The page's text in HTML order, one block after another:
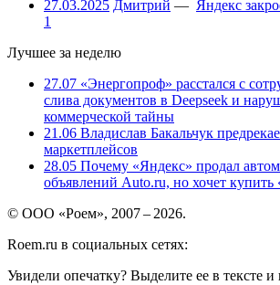
27.03.2025 Дмитрий — Яндекс
1
Лучшее за неделю
27.07 «Энергопроф» расстался с
слива документов в Deepseek и
коммерческой тайны
21.06 Владислав Бакальчук
маркетплейсов
28.05 Почему «Яндекс» продал
объявлений Auto.ru, но хочет купить
© ООО «Роем», 2007 – 2026.
Roem.ru в социальных сетях:
Увидели опечатку? Выделите ее в тексте